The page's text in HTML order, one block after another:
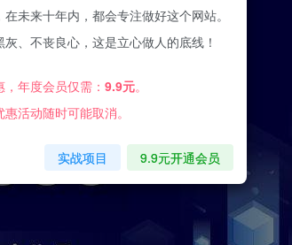
未来十年内，都会专注做好这个网站。
、不丧良心，这是立心做人的底线！
年度会员仅需： 9.9元。
活动随时可能取消。
实战项目 9.9元开通会员